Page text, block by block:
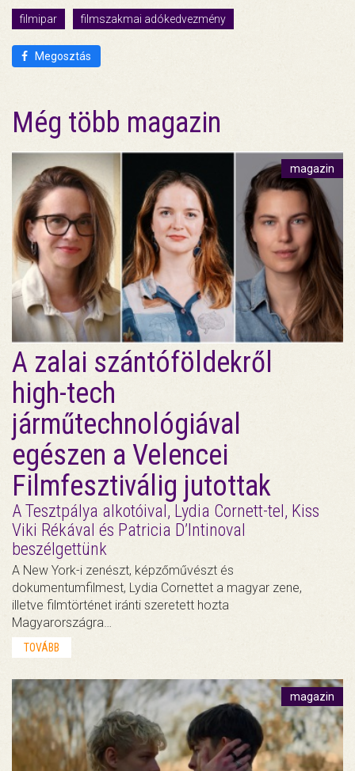
filmipar filmszakmai adókedvezmény
Megosztás
Még több magazin
magazin
A zalai szántóföldekről
high-tech
járműtechnológiával
egészen a Velencei
Filmfesztiválig jutottak
A Tesztpálya alkotóival, Lydia Cornett-tel, Kiss
Viki Rékával és Patricia D’Intinoval
beszélgettünk
A New York-i zenészt, képzőművészt és
dokumentumfilmest, Lydia Cornettet a magyar zene,
illetve filmtörténet iránti szeretett hozta
Magyarországra…
TOVÁBB
magazin